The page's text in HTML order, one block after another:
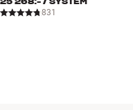
831